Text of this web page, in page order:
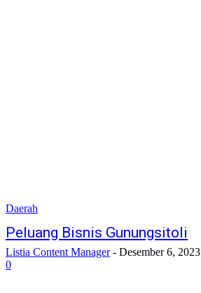
Daerah
Peluang Bisnis Gunungsitoli
Listia Content Manager - Desember 6, 2023
0